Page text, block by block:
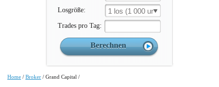
Losgröße: 1 los (1 000 un.)
Trades pro Tag:
Home / Broker / Grand Capital /